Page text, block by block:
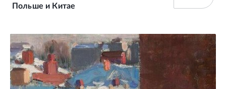
Польше и Китае